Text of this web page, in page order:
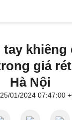
khiêng
giá
Hà Nội
01/2024 07:47:00